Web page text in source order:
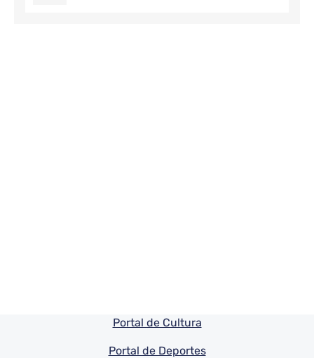
Pie de pagina información
Portal de Cultura
Portal de Deportes